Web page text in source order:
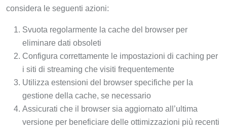
considera le seguenti azioni:
Svuota regolarmente la cache del browser per
eliminare dati obsoleti
Configura correttamente le impostazioni di caching per
i siti di streaming che visiti frequentemente
Utilizza estensioni del browser specifiche per la
gestione della cache, se necessario
Assicurati che il browser sia aggiornato all’ultima
versione per beneficiare delle ottimizzazioni più recenti